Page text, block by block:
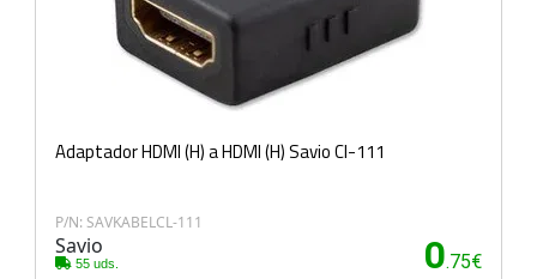
Adaptador HDMI (H) a HDMI (H) Savio Cl-111
P/N: SAVKABELCL-111
Savio
55 uds. 0.75€